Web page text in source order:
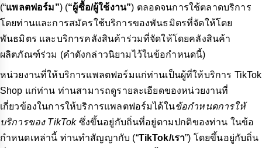
(“แพลตฟอร์ม”) (“ผู้ซื้อ/ผู้ใช้งาน”) ตลอดจนการใช้ตลาดบริการ
โดยท่านและการสมัครใช้บริการของพันธมิตรที่จัดให้โดย
พันธมิตร และบริการคลังสินค้าร่วมที่จัดให้โดยคลังสินค้า
ผลิตภัณฑ์ร่วม (คำดังกล่าวนิยามไว้ในข้อกำหนดนี้)
หน่วยงานที่ให้บริการแพลตฟอร์มแก่ท่านเป็นผู้ที่ให้บริการ TikTok
Shop แก่ท่าน ท่านสามารถดูรายละเอียดของหน่วยงานที่
เกี่ยวข้องในการให้บริการแพลตฟอร์มได้ในข้อกำหนดการให้
บริการของ TikTokซึ่งขึ้นอยู่กับถิ่นที่อยู่ตามปกติของท่าน ในข้อ
กำหนดเหล่านี้ ท่านทำสัญญากับ (“TikTok/เรา”) โดยขึ้นอยู่กับถิ่น